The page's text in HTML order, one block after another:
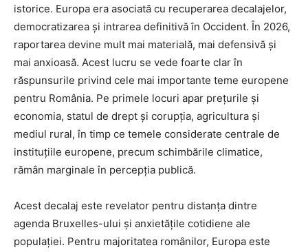
istorice. Europa era asociată cu recuperarea decalajelor,
democratizarea și intrarea definitivă în Occident. În 2026,
raportarea devine mult mai materială, mai defensivă și
mai anxioasă. Acest lucru se vede foarte clar în
răspunsurile privind cele mai importante teme europene
pentru România. Pe primele locuri apar prețurile și
economia, statul de drept și corupția, agricultura și
mediul rural, în timp ce temele considerate centrale de
instituțiile europene, precum schimbările climatice,
rămân marginale în percepția publică.
Acest decalaj este revelator pentru distanța dintre
agenda Bruxelles-ului și anxietățile cotidiene ale
populației. Pentru majoritatea românilor, Europa este